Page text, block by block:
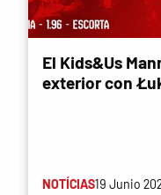
El Kids&Us
exterior con
NOTÍCIAS19 Junio